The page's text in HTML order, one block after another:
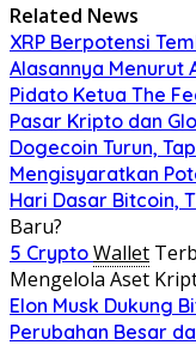
Related News
XRP Berpotensi
Alasannya Menurut
Pidato Ketua The
Pasar Kripto dan
Dogecoin Turun,
Mengisyaratkan
Hari Dasar Bitcoin,
Baru?
5 Crypto Wallet
Mengelola Aset
Elon Musk Dukung
Perubahan Besar